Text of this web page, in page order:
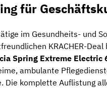
für
im Gesundheits- und
KRACHER-Deal
Spring Extreme Electric
ambulante
Die komplette Auflistung